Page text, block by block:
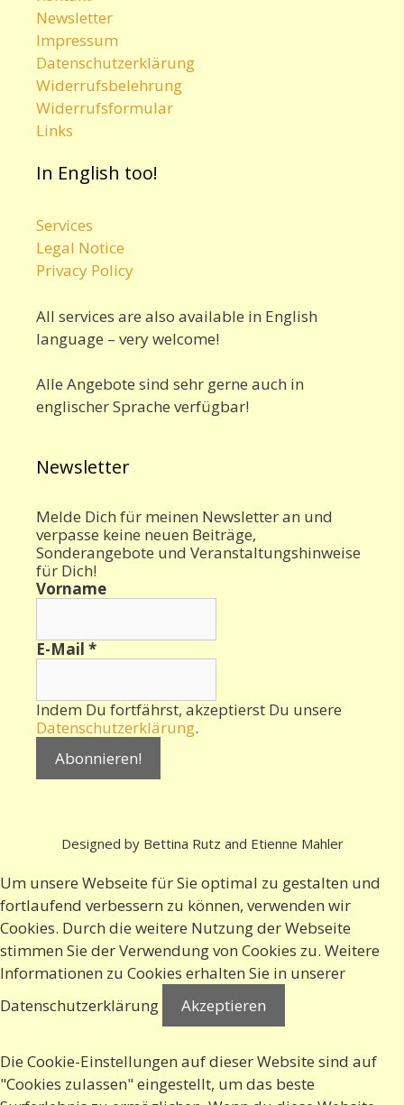
Newsletter
Impressum
Datenschutzerklärung
Widerrufsbelehrung
Widerrufsformular
Links
In English too!
Services
Legal Notice
Privacy Policy
All services are also available in English
language – very welcome!
Alle Angebote sind sehr gerne auch in
englischer Sprache verfügbar!
Newsletter
Melde Dich für meinen Newsletter an und
verpasse keine neuen Beiträge,
Sonderangebote und Veranstaltungshinweise
für Dich!
Vorname
E-Mail *
Indem Du fortfährst, akzeptierst Du unsere
Datenschutzerklärung.
Designed by Bettina Rutz and Etienne Mahler
Um unsere Webseite für Sie optimal zu gestalten und
fortlaufend verbessern zu können, verwenden wir
Cookies. Durch die weitere Nutzung der Webseite
stimmen Sie der Verwendung von Cookies zu. Weitere
Informationen zu Cookies erhalten Sie in unserer
Datenschutzerklärung
Akzeptieren
Die Cookie-Einstellungen auf dieser Website sind auf
"Cookies zulassen" eingestellt, um das beste